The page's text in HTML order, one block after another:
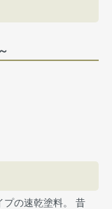
プの速乾塗料。 昔